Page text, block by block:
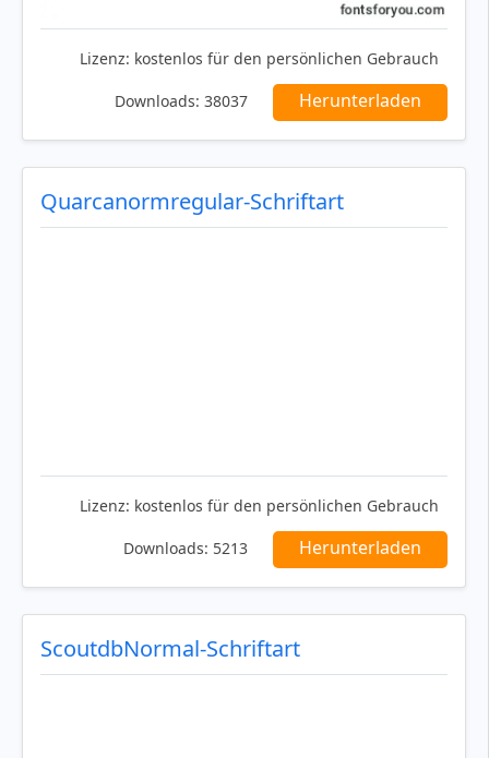
Lizenz: kostenlos für den persönlichen Gebrauch
Downloads: 38037 Herunterladen
Quarcanormregular-Schriftart
Lizenz: kostenlos für den persönlichen Gebrauch
Downloads: 5213 Herunterladen
ScoutdbNormal-Schriftart